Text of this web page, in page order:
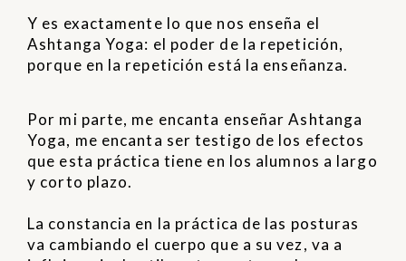
Y es exactamente lo que nos enseña el
Ashtanga Yoga: el poder de la repetición,
porque en la repetición está la enseñanza.
Por mi parte, me encanta enseñar Ashtanga
Yoga, me encanta ser testigo de los efectos
que esta práctica tiene en los alumnos a largo
y corto plazo.
La constancia en la práctica de las posturas
va cambiando el cuerpo que a su vez, va a